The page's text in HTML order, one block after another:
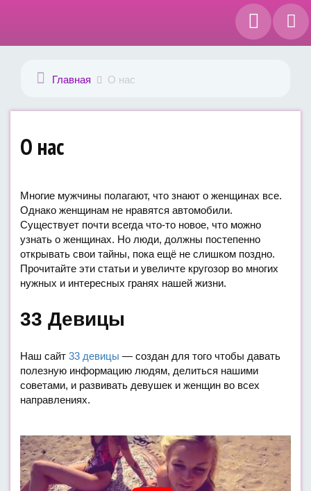
Главная О нас
О нас
Многие мужчины полагают, что знают о женщинах все.
Однако женщинам не нравятся автомобили.
Существует почти всегда что-то новое, что можно
узнать о женщинах. Но люди, должны постепенно
открывать свои тайны, пока ещё не слишком поздно.
Прочитайте эти статьи и увеличте кругозор во многих
нужных и интересных гранях нашей жизни.
33 Девицы
Наш сайт 33 девицы — создан для того чтобы давать
полезную информацию людям, делиться нашими
советами, и развивать девушек и женщин во всех
направлениях.